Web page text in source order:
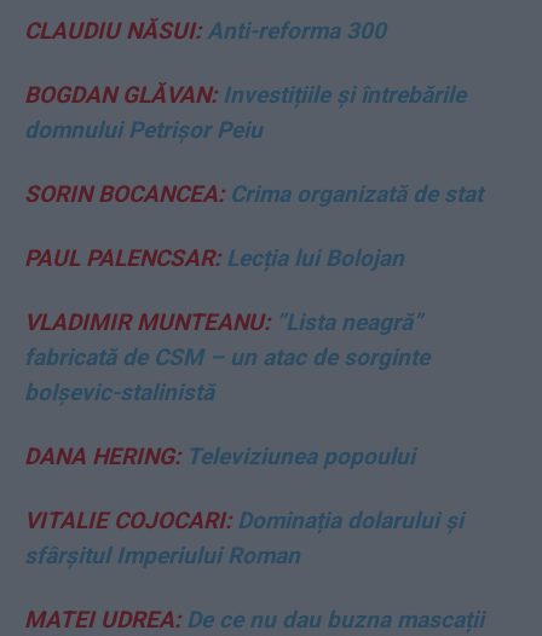
CLAUDIU NĂSUI:Anti-reforma 300
BOGDAN GLĂVAN:Investițiile și întrebările
domnului Petrișor Peiu
SORIN BOCANCEA:Crima organizată de stat
PAUL PALENCSAR:Lecția lui Bolojan
VLADIMIR MUNTEANU:”Lista neagră”
fabricată de CSM – un atac de sorginte
bolșevic-stalinistă
DANA HERING:Televiziunea popoului
VITALIE COJOCARI:Dominația dolarului și
sfârșitul Imperiului Roman
MATEI UDREA:De ce nu dau buzna mascații